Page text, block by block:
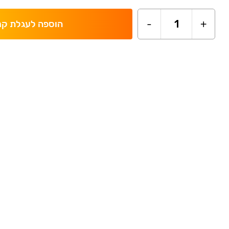
+
1
- הוספה לעגלת